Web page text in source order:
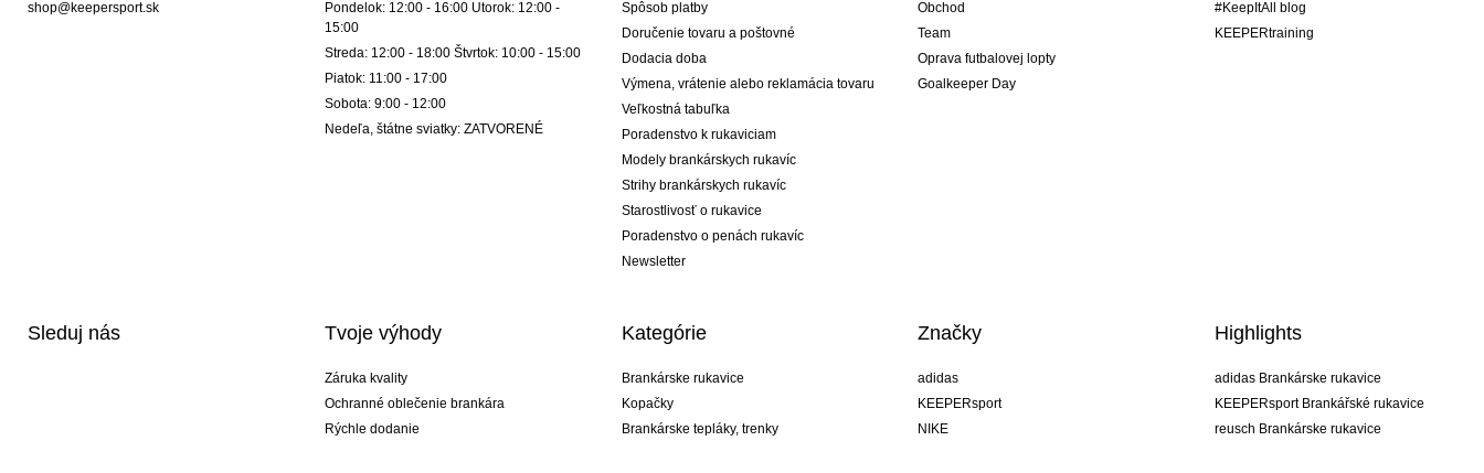
shop@keepersport.sk
Pondelok: 12:00 - 16:00 Utorok: 12:00 -
15:00
Streda: 12:00 - 18:00 Štvrtok: 10:00 - 15:00
Piatok: 11:00 - 17:00
Sobota: 9:00 - 12:00
Nedeľa, štátne sviatky: ZATVORENÉ
Spôsob platby
Doručenie tovaru a poštovné
Dodacia doba
Výmena, vrátenie alebo reklamácia tovaru
Veľkostná tabuľka
Poradenstvo k rukaviciam
Modely brankárskych rukavíc
Strihy brankárskych rukavíc
Starostlivosť o rukavice
Poradenstvo o penách rukavíc
Newsletter
Obchod
Team
Oprava futbalovej lopty
Goalkeeper Day
#KeepItAll blog
KEEPERtraining
Sleduj nás Tvoje výhody
Záruka kvality
Ochranné oblečenie brankára
Rýchle dodanie
Kategórie
Brankárske rukavice
Kopačky
Brankárske tepláky, trenky
Značky
adidas
KEEPERsport
NIKE
Highlights
adidas Brankárske rukavice
KEEPERsport Brankářské rukavice
reusch Brankárske rukavice